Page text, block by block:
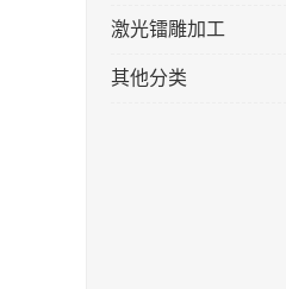
激光镭雕加工
其他分类